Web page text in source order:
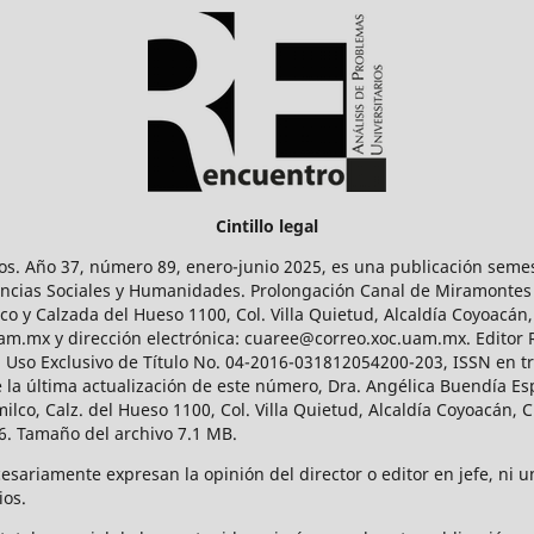
Cintillo legal
Año 37, número 89, enero-junio 2025, es una publicación
Sociales y Humanidades. Prolongación Canal de Miramontes
y Calzada del Hueso 1100, Col. Villa Quietud, Alcaldía
y dirección electrónica: cuaree@correo.xoc.uam.mx. Editor
Exclusivo de Título No. 04-2016-031812054200-203, ISSN
última actualización de este número, Dra. Angélica Buendía
Calz. del Hueso 1100, Col. Villa Quietud, Alcaldía Coyoacán,
Tamaño del archivo 7.1 MB.
expresan la opinión del director o editor en jefe, ni